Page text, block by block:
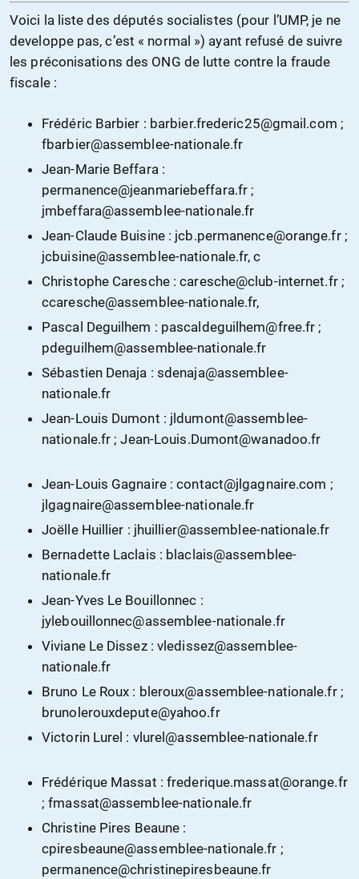
Voici la liste des députés socialistes (pour l’UMP, je ne
developpe pas, c’est « normal ») ayant refusé de suivre
les préconisations des ONG de lutte contre la fraude
fiscale :
Frédéric Barbier : barbier.frederic25@gmail.com ;
fbarbier@assemblee-nationale.fr
Jean-Marie Beffara :
permanence@jeanmariebeffara.fr ;
jmbeffara@assemblee-nationale.fr
Jean-Claude Buisine : jcb.permanence@orange.fr ;
jcbuisine@assemblee-nationale.fr, c
Christophe Caresche : caresche@club-internet.fr ;
ccaresche@assemblee-nationale.fr,
Pascal Deguilhem : pascaldeguilhem@free.fr ;
pdeguilhem@assemblee-nationale.fr
Sébastien Denaja : sdenaja@assemblee-
nationale.fr
Jean-Louis Dumont : jldumont@assemblee-
nationale.fr ; Jean-Louis.Dumont@wanadoo.fr
Jean-Louis Gagnaire : contact@jlgagnaire.com ;
jlgagnaire@assemblee-nationale.fr
Joëlle Huillier : jhuillier@assemblee-nationale.fr
Bernadette Laclais : blaclais@assemblee-
nationale.fr
Jean-Yves Le Bouillonnec :
jylebouillonnec@assemblee-nationale.fr
Viviane Le Dissez : vledissez@assemblee-
nationale.fr
Bruno Le Roux : bleroux@assemblee-nationale.fr ;
brunolerouxdepute@yahoo.fr
Victorin Lurel : vlurel@assemblee-nationale.fr
Frédérique Massat : frederique.massat@orange.fr
; fmassat@assemblee-nationale.fr
Christine Pires Beaune :
cpiresbeaune@assemblee-nationale.fr ;
permanence@christinepiresbeaune.fr